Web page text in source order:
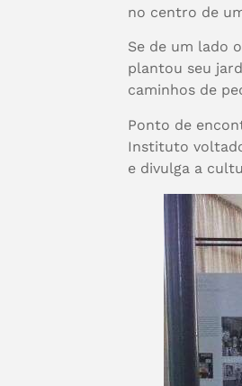
no centro de
Se de um lado
plantou seu
caminhos de
Ponto de
Instituto
e divulga a